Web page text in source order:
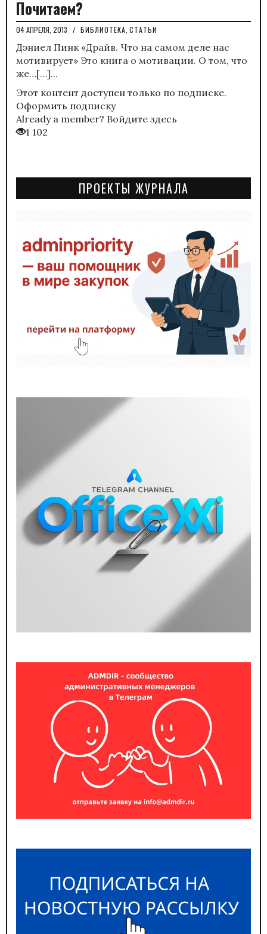
Почитаем?
04 АПРЕЛЯ, 2013 / БИБЛИОТЕКА СТАТЬИ
Дэниел Пинк «Драйв. Что на самом деле нас
мотивирует» Это книга о мотивации. О том, что
же…[…]...
Этот контент доступен только по подписке.
Оформить подписку
Already a member? Войдите здесь
1 102
ПРОЕКТЫ ЖУРНАЛА